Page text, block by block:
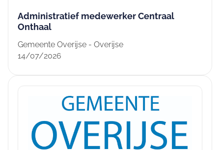
Administratief medewerker Centraal
Onthaal
Gemeente Overijse - Overijse
14/07/2026